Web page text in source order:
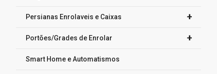
+
Persianas Enrolaveis e Caixas
+
Portões/Grades de Enrolar
Smart Home e Automatismos